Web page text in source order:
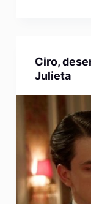
Ciro,
Julieta